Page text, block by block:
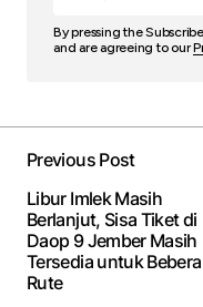
By pressing the
and are agreeing to our
Previous Post
Libur Imlek Masih
Berlanjut, Sisa Tiket di
Daop 9 Jember Masih
Tersedia untuk
Rute